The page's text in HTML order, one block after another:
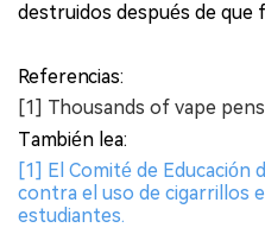
destruidos después de que
Referencias:
[1] Thousands of vape
También lea:
[1] El Comité de Educación
contra el uso de cigarrillos
estudiantes.